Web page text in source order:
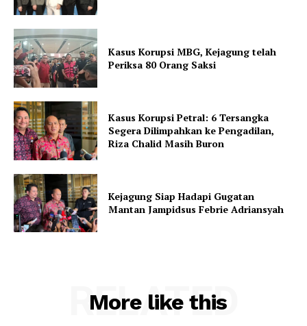
Kasus Korupsi MBG, Kejagung telah
Periksa 80 Orang Saksi
Kasus Korupsi Petral: 6 Tersangka
Segera Dilimpahkan ke Pengadilan,
Riza Chalid Masih Buron
Kejagung Siap Hadapi Gugatan
Mantan Jampidsus Febrie Adriansyah
More like this
RELATED